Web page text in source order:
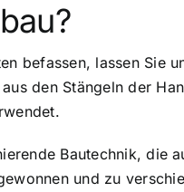
befassen, lassen Sie
den Stängeln der
Bautechnik, die
und zu